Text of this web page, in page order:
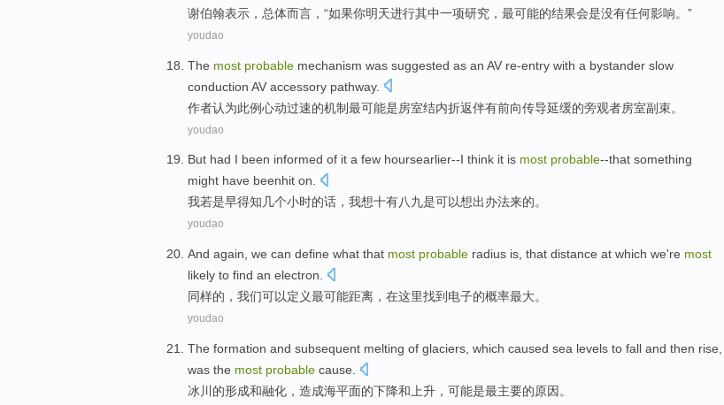
谢伯翰表示 ，总体而言，“如果你明天进行其中一项研究 ， 最可能的结果会是没有任何影响。”
youdao
The most probable mechanism was suggested as an AV re-entry with a bystander slow
conduction AV accessory pathway.
作者认为此例心动过速的机制最可能是房室结内折返伴有前向传导延缓的旁观者房室副束。
youdao
But had I been informed of it a few hoursearlier--I think it is most probable--that something
might have beenhit on.
我若是早得知几个小时的话，我想十有八九是可以想出办法来的。
youdao
And again we can define what that most probable radius is , that distance at which we're most
likely to find an electron
同样的， 我们可以定义最可能距离 ， 在这里找到 电子的概率最大。
youdao
The formation and subsequent melting of glaciers which caused sea levels to fall and then rise
was the most probable cause
冰川 的形成和融化 ， 造成海平面的下降和 上升 ， 可能是最主要的原因 。